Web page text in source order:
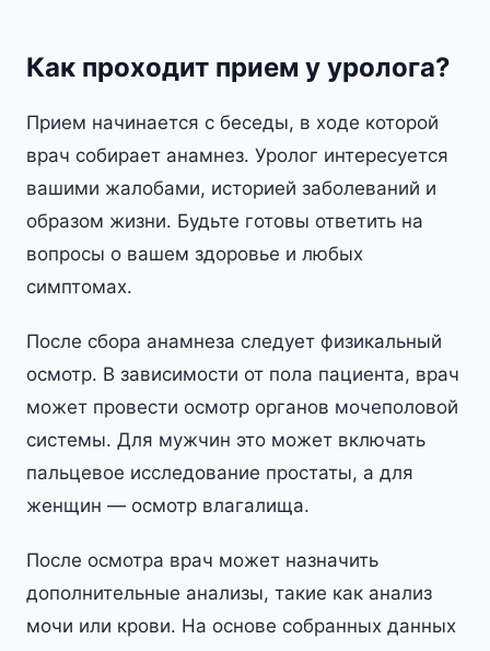
Как проходит прием у уролога?
Прием начинается с беседы, в ходе которой
врач собирает анамнез. Уролог интересуется
вашими жалобами, историей заболеваний и
образом жизни. Будьте готовы ответить на
вопросы о вашем здоровье и любых
симптомах.
После сбора анамнеза следует физикальный
осмотр. В зависимости от пола пациента, врач
может провести осмотр органов мочеполовой
системы. Для мужчин это может включать
пальцевое исследование простаты, а для
женщин — осмотр влагалища.
После осмотра врач может назначить
дополнительные анализы, такие как анализ
мочи или крови. На основе собранных данных